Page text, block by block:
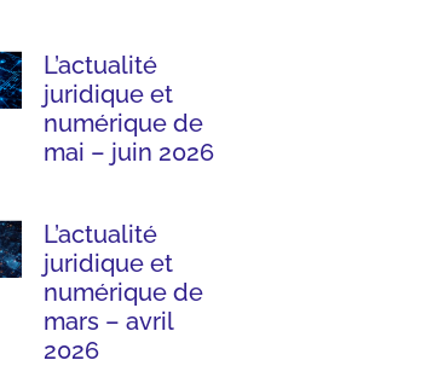
L’actualité
juridique et
numérique de
mai – juin 2026
L’actualité
juridique et
numérique de
mars – avril
2026